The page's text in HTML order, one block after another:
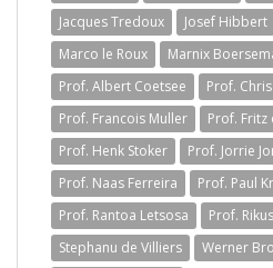
Jacques Tredoux
Josef Hibbert
Marco le Roux
Marnix
Prof. Albert Coetsee
Prof.
Prof. Francois Muller
Prof. Fritz
Prof. Henk Stoker
Prof. Jorrie
Prof. Naas Ferreira
Prof. Paul
Prof. Rantoa Letsosa
Prof.
Stephanu de Villiers
Werner